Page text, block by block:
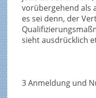
vorübergehend als
es sei denn, der
sieht ausdrücklich
3 Anmeldung und